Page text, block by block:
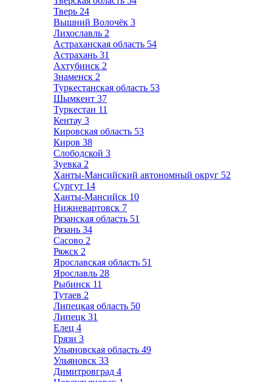
Тверь 24
Вышний Волочёк 3
Лихославль 2
Астраханская область 54
Астрахань 31
Ахтубинск 2
Знаменск 2
Туркестанская область 53
Шымкент 37
Туркестан 11
Кентау 3
Кировская область 53
Киров 38
Слободской 3
Зуевка 2
Ханты-Мансийский автономный округ 52
Сургут 14
Ханты-Мансийск 10
Нижневартовск 7
Рязанская область 51
Рязань 34
Сасово 2
Ряжск 2
Ярославская область 51
Ярославль 28
Рыбинск 11
Тутаев 2
Липецкая область 50
Липецк 31
Елец 4
Грязи 3
Ульяновская область 49
Ульяновск 33
Димитровград 4